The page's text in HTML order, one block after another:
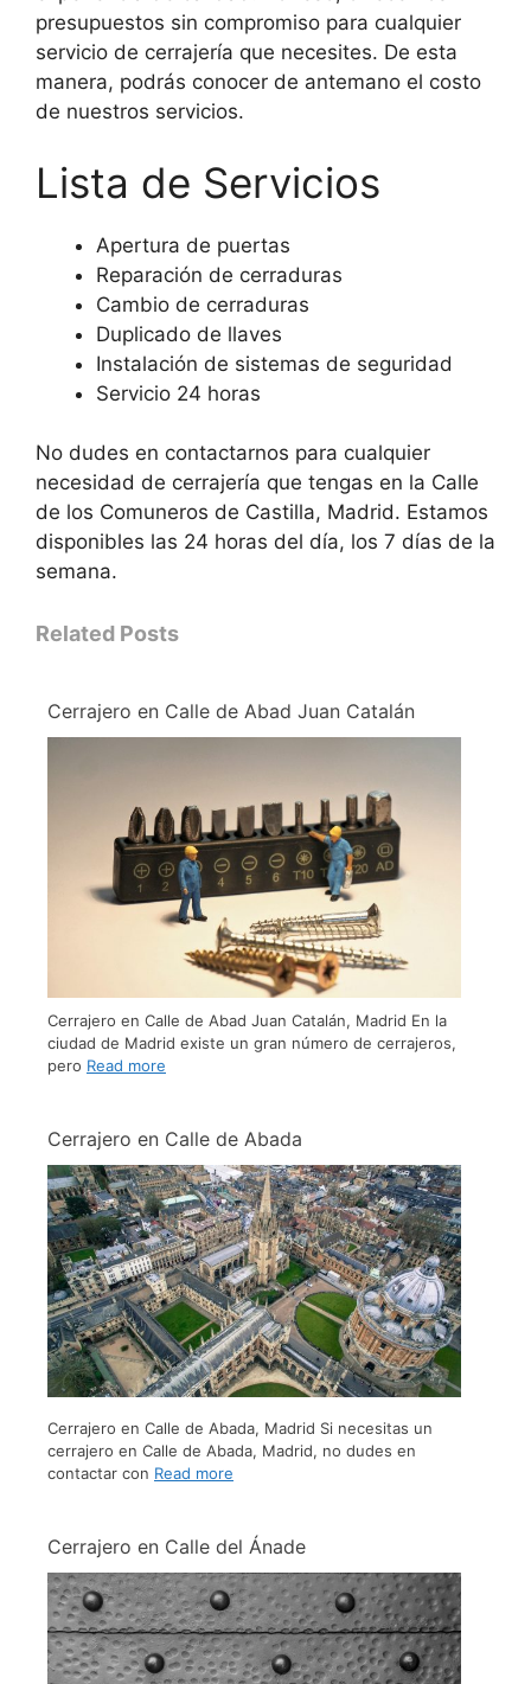
presupuestos sin compromiso para cualquier
servicio de cerrajería que necesites. De esta
manera, podrás conocer de antemano el costo
de nuestros servicios.
Lista de Servicios
Apertura de puertas
Reparación de cerraduras
Cambio de cerraduras
Duplicado de llaves
Instalación de sistemas de seguridad
Servicio 24 horas
No dudes en contactarnos para cualquier
necesidad de cerrajería que tengas en la Calle
de los Comuneros de Castilla, Madrid. Estamos
disponibles las 24 horas del día, los 7 días de la
semana.
Related Posts
Cerrajero en Calle de Abad Juan Catalán
Cerrajero en Calle de Abad Juan Catalán, Madrid En la
ciudad de Madrid existe un gran número de cerrajeros,
pero Read more
Cerrajero en Calle de Abada
Cerrajero en Calle de Abada, Madrid Si necesitas un
cerrajero en Calle de Abada, Madrid, no dudes en
contactar con Read more
Cerrajero en Calle del Ánade